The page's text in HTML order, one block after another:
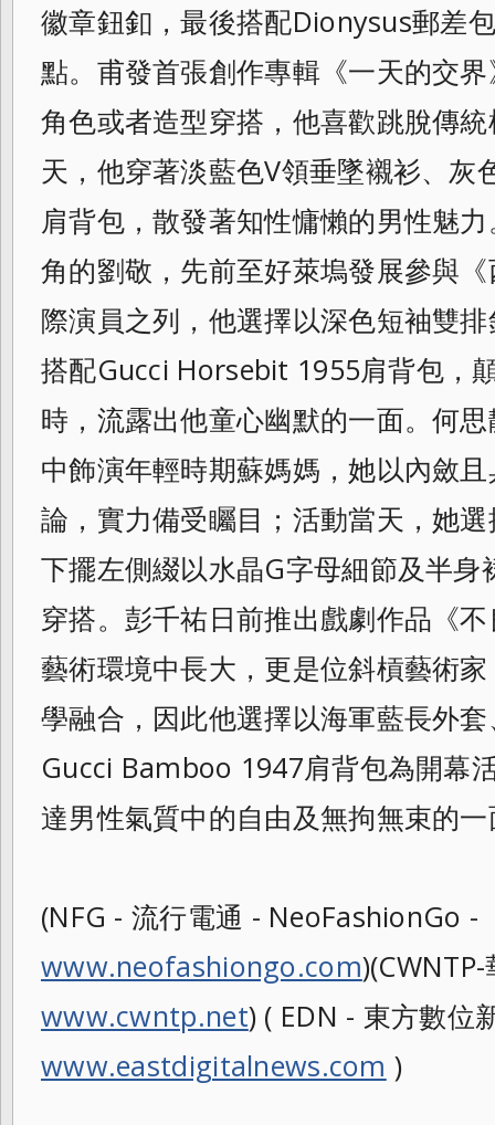
徽章鈕釦，最後搭配Dionysus郵差
點。甫發首張創作專輯《一天的交
角色或者造型穿搭，他喜歡跳脫傳
天，他穿著淡藍色V領垂墜襯衫、 灰
肩背包，散發著知性慵懶的男性魅
角的劉敬，先前至好萊塢發展參與
際演員之列 ，他選擇以深色短袖雙
搭配Gucci Horsebit 1955肩背包，
時，流露出他童心幽默的一面。何
中飾演年輕時期蘇媽媽，她以內斂
論，實力備受矚目；活動當天，她
下擺左側綴以水晶G字母細節及半身
穿搭。彭千祐日前推出戲劇作品《
藝術環境中長大，更是位斜槓藝術
學融合，因此他選擇以海軍藍長外
Gucci Bamboo 1947肩背包為開幕
達男性氣質中的自由及無拘無束的
(NFG - 流行電通 - NeoFashionGo -
www.neofashiongo.com
www.cwntp.net) ( EDN - 東方數位
www.eastdigitalnews.com )